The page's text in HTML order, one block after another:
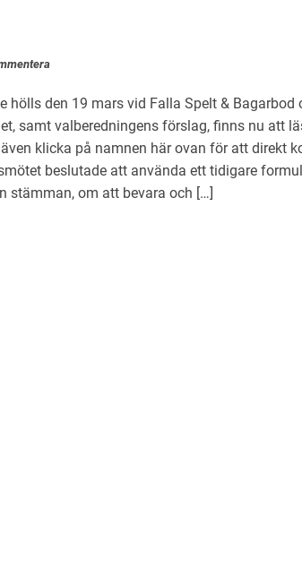
hölls den 19 mars vid Falla Spelt & Bagarbod
samt valberedningens förslag, finns nu att
klicka på namnen här ovan för att direkt
beslutade att använda ett tidigare
stämman, om att bevara och […]